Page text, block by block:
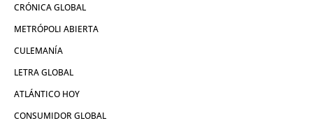
CRÓNICA GLOBAL
METRÓPOLI ABIERTA
CULEMANÍA
LETRA GLOBAL
ATLÁNTICO HOY
CONSUMIDOR GLOBAL